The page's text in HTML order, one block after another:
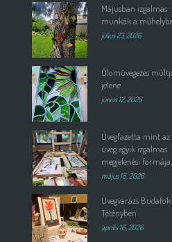
Májusban izgalmas
munkák a
július 23, 2026
Ólomüvegezés
jelene
június 12, 2026
Üvegfazetta mint az
üveg egyik izgalmas
megjelenési formája.
május 18, 2026
Üvegvarázs
Tétényben
április 16, 2026